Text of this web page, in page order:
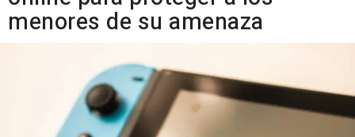
menores de su amenaza